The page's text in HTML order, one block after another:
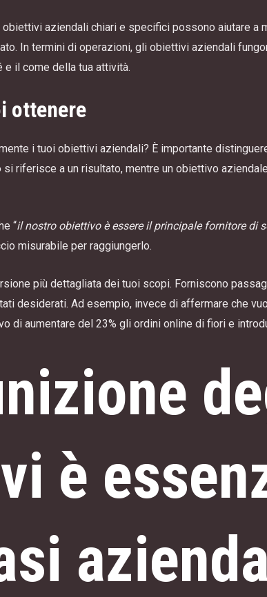
obiettivi aziendali chiari e specifici possono aiutare a
In termini di operazioni, gli obiettivi aziendali
e il come della tua attività.
ottenere
i tuoi obiettivi aziendali? È importante
riferisce a un risultato, mentre un obiettivo
“il nostro obiettivo è essere il principale fornitore di
misurabile per raggiungerlo.
più dettagliata dei tuoi scopi. Forniscono
desiderati. Ad esempio, invece di affermare che
di aumentare del 23% gli ordini online di fiori e
è